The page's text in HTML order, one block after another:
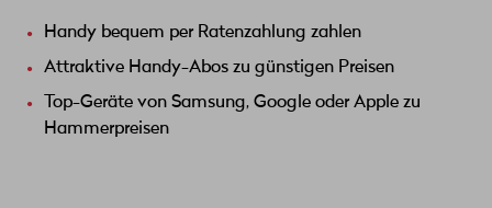
Handy bequem per Ratenzahlung zahlen
Attraktive Handy-Abos zu günstigen Preisen
Top-Geräte von Samsung, Google oder Apple zu
Hammerpreisen